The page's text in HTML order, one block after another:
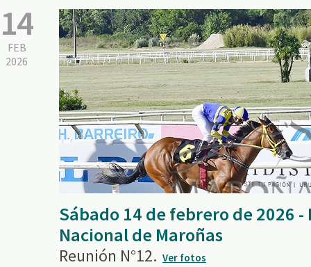
14
FEB
2026
Sábado 14 de febrero de 2026
Nacional de Maroñas
Reunión N°12. Ver fotos